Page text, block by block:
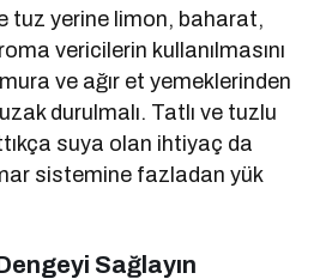
tuz yerine limon, baharat,
vericilerin kullanılmasını
ve ağır et yemeklerinden
durulmalı. Tatlı ve tuzlu
suya olan ihtiyaç da
sistemine fazladan yük
Sağlayın